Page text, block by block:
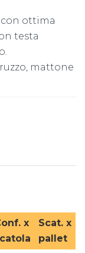
ottima
testa
mattone
x
Scat. x
pallet